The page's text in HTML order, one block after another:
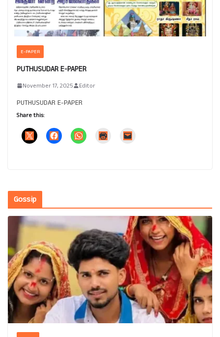
E-PAPER
PUTHUSUDAR E-PAPER
November 17, 2025 Editor
PUTHUSUDAR E-PAPER
Share this:
Gossip